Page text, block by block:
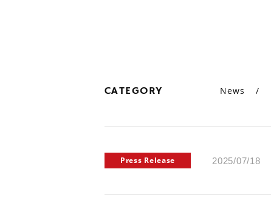
CATEGORY News
Press Release 2025/07/18